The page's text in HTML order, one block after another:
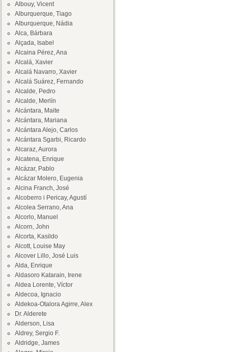
Albouy, Vicent
Alburquerque, Tiago
Alburquerque, Nádia
Alca, Bárbara
Alçada, Isabel
Alcaina Pérez, Ana
Alcalá, Xavier
Alcalá Navarro, Xavier
Alcalá Suárez, Fernando
Alcalde, Pedro
Alcalde, Merlín
Alcántara, Maite
Alcántara, Mariana
Alcántara Alejo, Carlos
Alcántara Sgarbi, Ricardo
Alcaraz, Aurora
Alcatena, Enrique
Alcázar, Pablo
Alcázar Molero, Eugenia
Alcina Franch, José
Alcoberro i Pericay, Agustí
Alcolea Serrano, Ana
Alcorlo, Manuel
Alcorn, John
Alcorta, Kasildo
Alcott, Louise May
Alcover Lillo, José Luis
Alda, Enrique
Aldasoro Katarain, Irene
Aldea Lorente, Víctor
Aldecoa, Ignacio
Aldekoa-Otalora Agirre, Alex
Dr. Alderete
Alderson, Lisa
Aldrey, Sergio F.
Aldridge, James